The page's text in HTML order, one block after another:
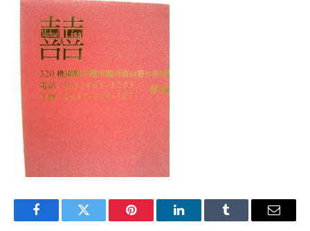
FacebookTwitter Pinterest LinkedInTumblr Email